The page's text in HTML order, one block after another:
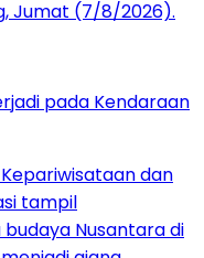
pada Kendaraan